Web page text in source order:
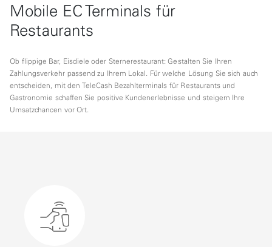
Mobile EC Terminals für
Restaurants
Ob flippige Bar, Eisdiele oder Sternerestaurant: Gestalten Sie Ihren
Zahlungsverkehr passend zu Ihrem Lokal. Für welche Lösung Sie sich auch
entscheiden, mit den TeleCash Bezahlterminals für Restaurants und
Gastronomie schaffen Sie positive Kundenerlebnisse und steigern Ihre
Umsatzchancen vor Ort.